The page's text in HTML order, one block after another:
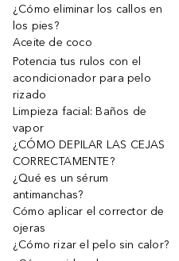
¿Cómo eliminar los callos en
los pies?
Aceite de coco
Potencia tus rulos con el
acondicionador para pelo
rizado
Limpieza facial: Baños de
vapor
¿CÓMO DEPILAR LAS CEJAS
CORRECTAMENTE?
¿Qué es un sérum
antimanchas?
Cómo aplicar el corrector de
ojeras
¿Cómo rizar el pelo sin calor?